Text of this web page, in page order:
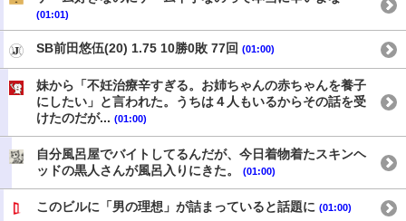
(01:01)
SB前田悠伍(20) 1.75 10勝0敗 77回 (01:00)
妹から「不妊治療辛すぎる。お姉ちゃんの赤ちゃんを養子
にしたい」と言われた。うちは４人もいるからその話を受
けたのだが... (01:00)
自分風呂屋でバイトしてるんだが、今日着物着たスキンヘ
ッドの黒人さんが風呂入りにきた。
(01:00)
このビルに「男の理想」が詰まっていると話題に (01:00)